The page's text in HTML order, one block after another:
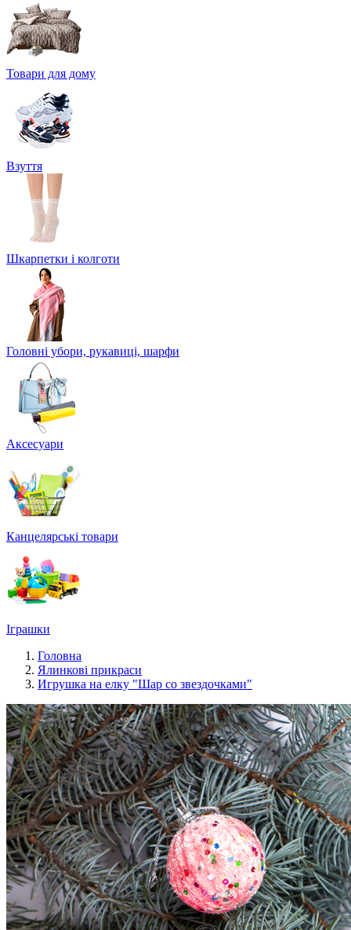
Товари для дому
Взуття
Шкарпетки і колготи
Головні убори, рукавиці, шарфи
Аксесуари
Канцелярські товари
Іграшки
Головна
Ялинкові прикраси
Игрушка на елку "Шар со звездочками"